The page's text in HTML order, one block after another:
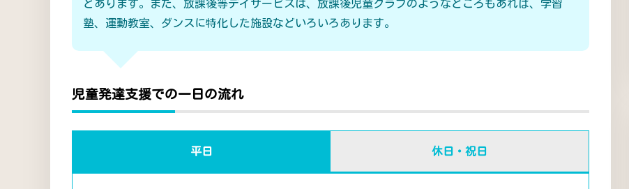
どあります。また、放課後等デイサービスは、放課後児童クラブのようなところもあれば、学習
塾、運動教室、ダンスに特化した施設などいろいろあります。
児童発達支援での一日の流れ
平日 休日・祝日